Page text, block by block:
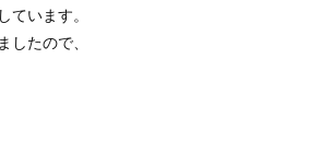
ています。
したので、